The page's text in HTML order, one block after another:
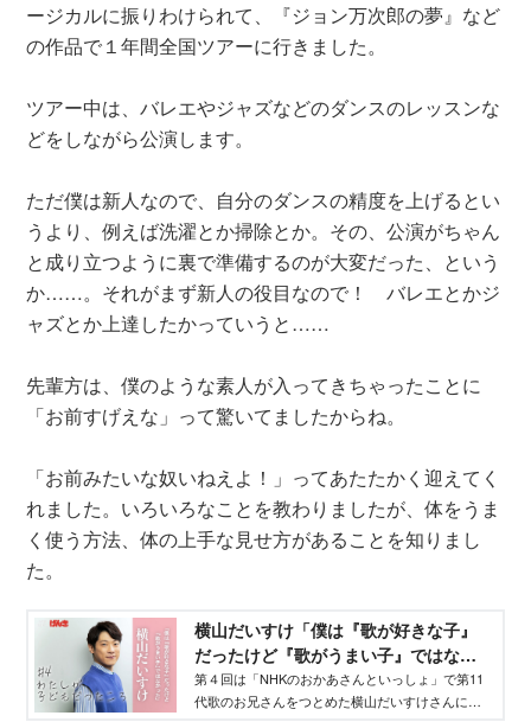
ージカルに振りわけられて、『ジョン万次郎の夢』など
の作品で１年間全国ツアーに行きました。
ツアー中は、バレエやジャズなどのダンスのレッスンな
どをしながら公演します。
ただ僕は新人なので、自分のダンスの精度を上げるとい
うより、例えば洗濯とか掃除とか。その、公演がちゃん
と成り立つように裏で準備するのが大変だった、という
か……。それがまず新人の役目なので！ バレエとかジ
ャズとか上達したかっていうと……
先輩方は、僕のような素人が入ってきちゃったことに
「お前すげえな」って驚いてましたからね。
「お前みたいな奴いねえよ！」ってあたたかく迎えてく
れました。いろいろなことを教わりましたが、体をうま
く使う方法、体の上手な見せ方があることを知りまし
た。
横山だいすけ「僕は『歌が好きな子』
だったけど『歌がうまい子』ではなか
った」 - WEB げんき｜講談社
第４回は「NHKのおかあさんといっしょ」で第11
代歌のお兄さんをつとめた横山だいすけさんにイ